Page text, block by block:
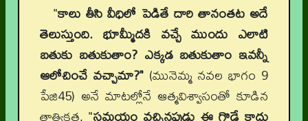
"కాలు తీసి వీధిలో పెడితే దారి తానంతట అదే
తెలుస్తుంది. భూమ్మీదకి వచ్చే ముందు ఎలాటి
బతుకు బతుకుతాం? ఎక్కడ బతుకుతాం ఇవన్నీ
ఆలోచించే వచ్చామా?"(మునెమ్మ నవల భాగం 9
పేజి45) అనే మాటల్లోనే ఆత్మవిశ్వాసంతో కూడిన